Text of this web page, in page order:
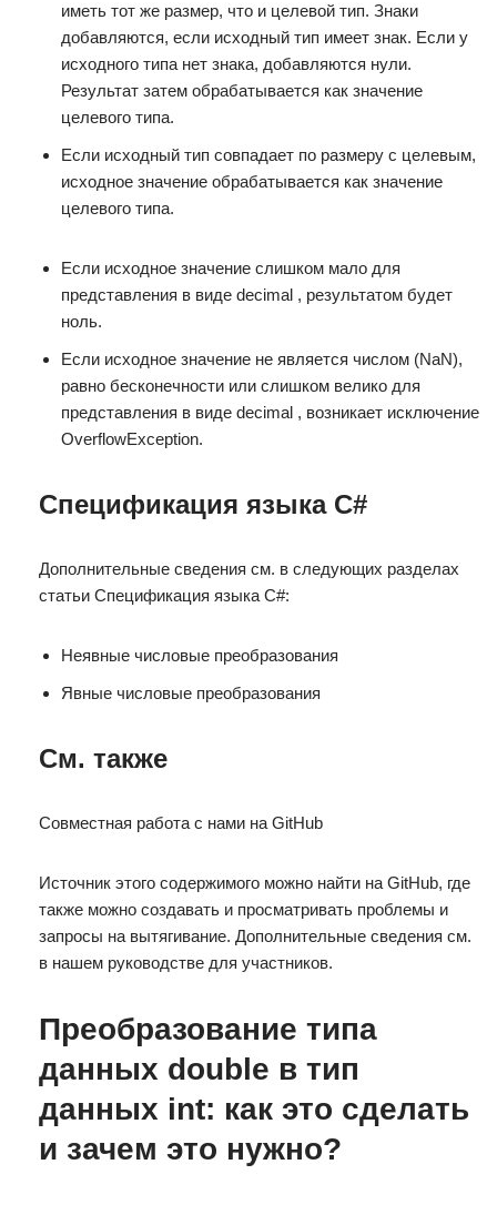
иметь тот же размер, что и целевой тип. Знаки
добавляются, если исходный тип имеет знак. Если у
исходного типа нет знака, добавляются нули.
Результат затем обрабатывается как значение
целевого типа.
Если исходный тип совпадает по размеру с целевым,
исходное значение обрабатывается как значение
целевого типа.
Если исходное значение слишком мало для
представления в виде decimal , результатом будет
ноль.
Если исходное значение не является числом (NaN),
равно бесконечности или слишком велико для
представления в виде decimal , возникает исключение
OverflowException.
Спецификация языка C#
Дополнительные сведения см. в следующих разделах
статьи Спецификация языка C#:
Неявные числовые преобразования
Явные числовые преобразования
См. также
Совместная работа с нами на GitHub
Источник этого содержимого можно найти на GitHub, где
также можно создавать и просматривать проблемы и
запросы на вытягивание. Дополнительные сведения см.
в нашем руководстве для участников.
Преобразование типа
данных double в тип
данных int: как это сделать
и зачем это нужно?